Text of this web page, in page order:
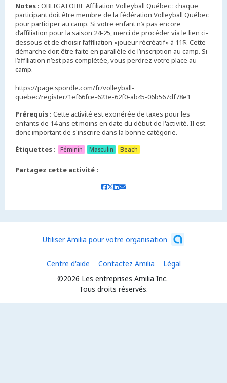
Notes : OBLIGATOIRE Affiliation Volleyball Québec : chaque
participant doit être membre de la fédération Volleyball Québec
pour participer au camp. Si votre enfant n’a pas encore
d’affiliation pour la saison 24-25, merci de procéder via le lien ci-
dessous et de choisir l’affiliation «joueur récréatif» à 11$. Cette
démarche doit être faite en parallèle de l’inscription au camp. Si
l’affiliation n’est pas complétée, vous perdrez votre place au
camp.
https://page.spordle.com/fr/volleyball-
Prérequis : Cette activité est exonérée de taxes pour les
enfants de 14 ans et moins en date du début de l'activité. Il est
Étiquettes :
Féminin Masculin Beach
Partagez cette activité :
Utiliser Amilia pour votre organisation
©2026 Les entreprises Amilia Inc.
Tous droits réservés.
Centre d'aide Contactez Amilia Légal